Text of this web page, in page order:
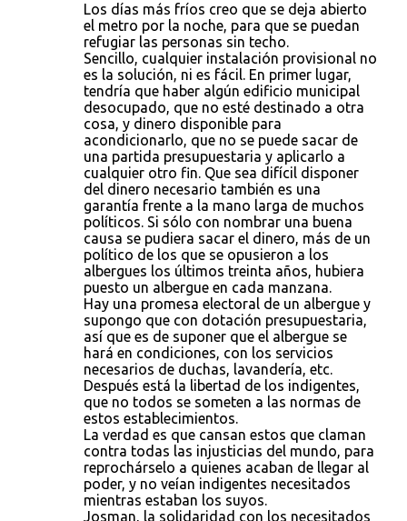
Los días más fríos creo que se deja abierto
el metro por la noche, para que se puedan
refugiar las personas sin techo.
Sencillo, cualquier instalación provisional no
es la solución, ni es fácil. En primer lugar,
tendría que haber algún edificio municipal
desocupado, que no esté destinado a otra
cosa, y dinero disponible para
acondicionarlo, que no se puede sacar de
una partida presupuestaria y aplicarlo a
cualquier otro fin. Que sea difícil disponer
del dinero necesario también es una
garantía frente a la mano larga de muchos
políticos. Si sólo con nombrar una buena
causa se pudiera sacar el dinero, más de un
político de los que se opusieron a los
albergues los últimos treinta años, hubiera
puesto un albergue en cada manzana.
Hay una promesa electoral de un albergue y
supongo que con dotación presupuestaria,
así que es de suponer que el albergue se
hará en condiciones, con los servicios
necesarios de duchas, lavandería, etc.
Después está la libertad de los indigentes,
que no todos se someten a las normas de
estos establecimientos.
La verdad es que cansan estos que claman
contra todas las injusticias del mundo, para
reprochárselo a quienes acaban de llegar al
poder, y no veían indigentes necesitados
mientras estaban los suyos.
Josman, la solidaridad con los necesitados